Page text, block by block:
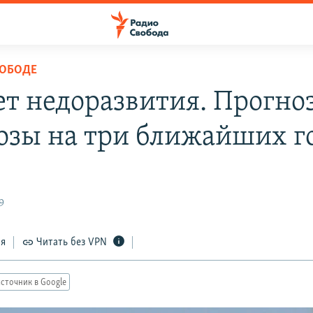
недоразвития.
на три ближайших
Читать без VPN
в Google